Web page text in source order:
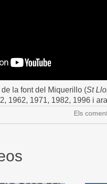
la font del Miquerillo (St
1962, 1971, 1982, 1996 i
Els